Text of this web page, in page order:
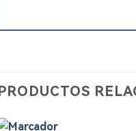
PRODUCTOS